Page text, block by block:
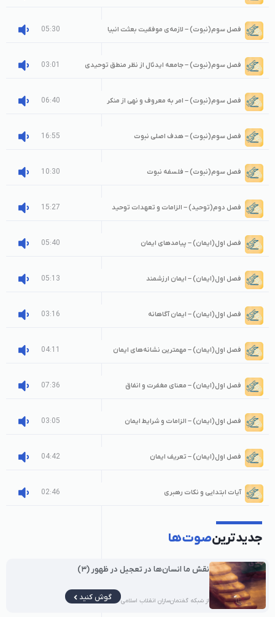
فصل سوم(نبوت) – لازمه‌ی موفقیت بعثت انبیا 05:30
فصل سوم(نبوت) – جامعه ایدئال از نظر منطق توحیدی 03:01
فصل سوم(نبوت) – امر به معروف و نهی از منکر 06:40
فصل سوم(نبوت) – هدف اصلی نبوت 16:55
فصل سوم(نبوت) – فلسفه نبوت 10:30
فصل دوم(توحید) – الزامات و تعهدات توحید 15:27
فصل اول(ایمان) – پیامدهای ایمان 05:40
فصل اول(ایمان) – ایمان ارزشمند 05:13
فصل اول(ایمان) – ایمان آگاهانه 03:16
فصل اول(ایمان) – مهمترین نشانه‌های ایمان 04:11
فصل اول(ایمان) – معنای مغفرت و انفاق 07:36
فصل اول(ایمان) – الزامات و شرایط ایمان 03:05
فصل اول(ایمان) – تعریف ایمان 04:42
آیات ابتدایی و نکات رهبری 02:46
جدیدترینصوت‌ها
نقش ما انسان‌ها در تعجیل در ظهور (۳)
از شبکه گفتمان‌سازان انقلاب اسلامی گوش کنید